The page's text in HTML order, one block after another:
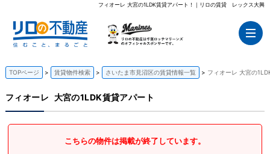
フィオーレ 大宮の1LDK賃貸アパート！｜リロの賃貸 レックス大興
TOPページ 賃貸物件検索 さいたま市見沼区の賃貸情報一覧 フィオーレ 大宮の
フィオーレ 大宮の1LDK賃貸アパート
こちらの物件は掲載が終了しています。